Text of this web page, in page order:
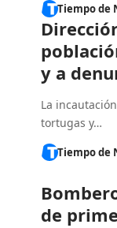
Tiempo de
y a
La
tortugas y…
Tiempo de
de